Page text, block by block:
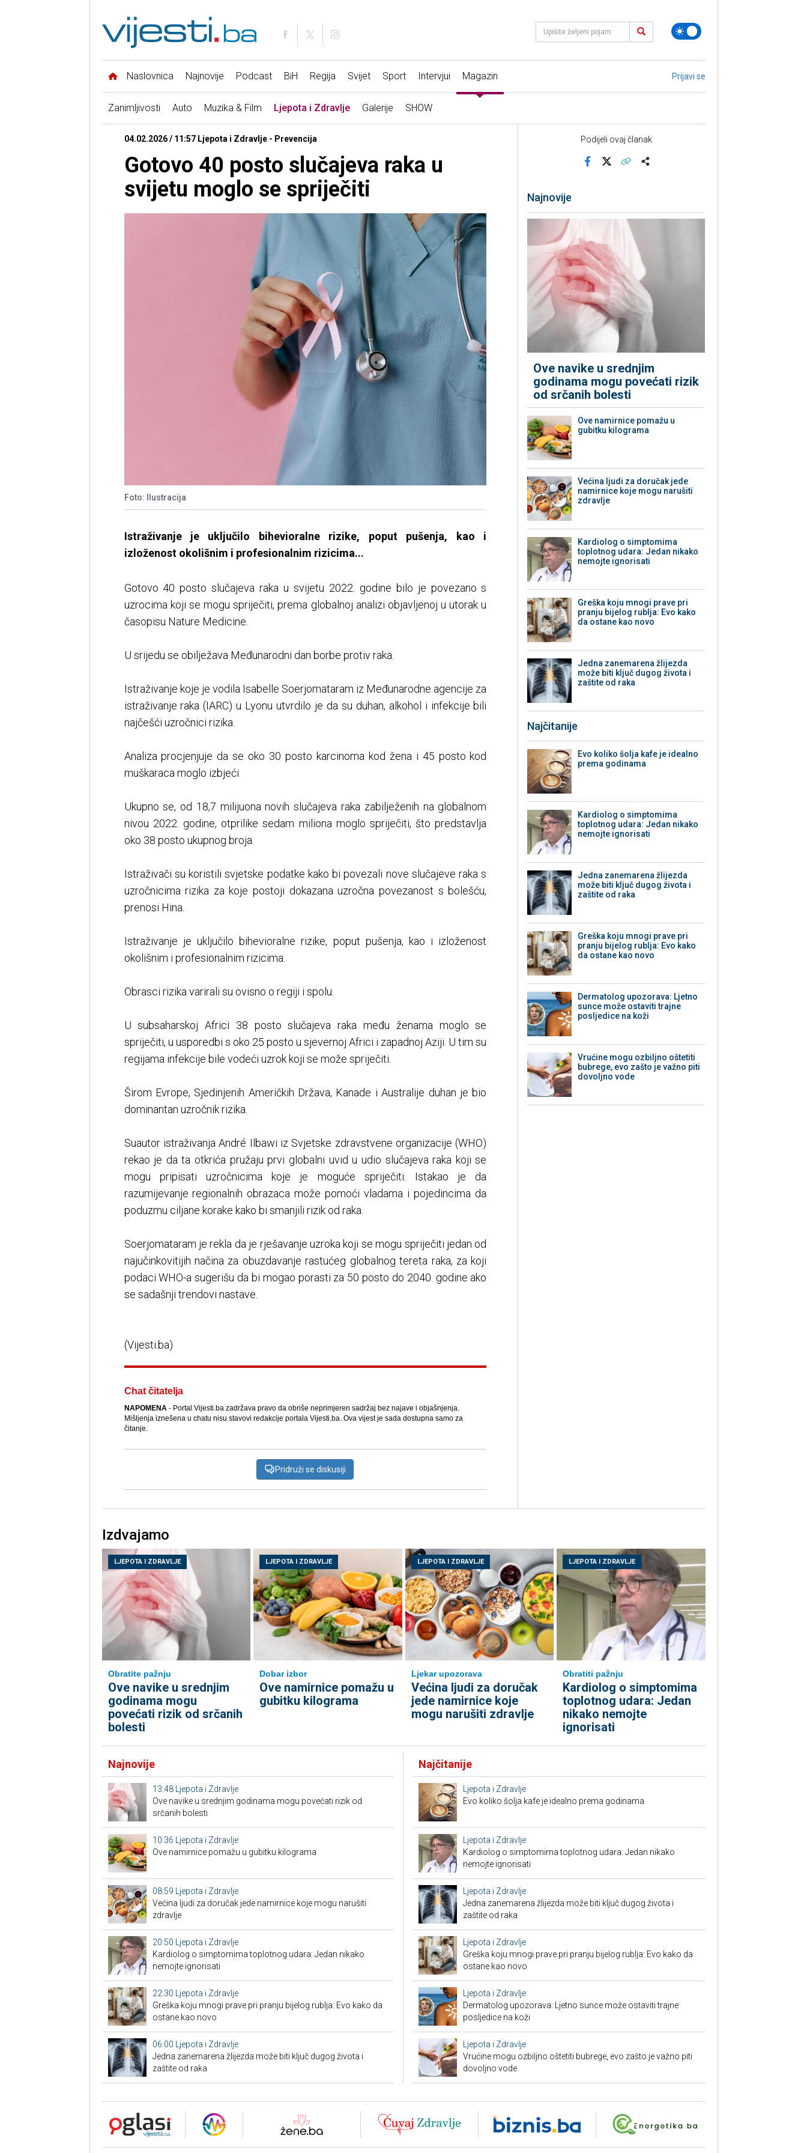
Naslovnica Najnovije Podcast BiH Regija Svijet Sport Intervjui Magazin Prijavi se
Zanimljivosti Auto Muzika & Film Ljepota i Zdravlje Galerije SHOW
04.02.2026 / 11:57 Ljepota i Zdravlje - Prevencija
Gotovo 40 posto slučajeva raka u
svijetu moglo se spriječiti
Foto: Ilustracija
Istraživanje je uključilo bihevioralne rizike, poput pušenja, kao i
izloženost okolišnim i profesionalnim rizicima...
Gotovo 40 posto slučajeva raka u svijetu 2022. godine bilo je povezano s
uzrocima koji se mogu spriječiti, prema globalnoj analizi objavljenoj u utorak u
časopisu Nature Medicine.
U srijedu se obilježava Međunarodni dan borbe protiv raka.
Istraživanje koje je vodila Isabelle Soerjomataram iz Međunarodne agencije za
istraživanje raka (IARC) u Lyonu utvrdilo je da su duhan, alkohol i infekcije bili
najčešći uzročnici rizika.
Analiza procjenjuje da se oko 30 posto karcinoma kod žena i 45 posto kod
muškaraca moglo izbjeći.
Ukupno se, od 18,7 milijuona novih slučajeva raka zabilježenih na globalnom
nivou 2022. godine, otprilike sedam miliona moglo spriječiti, što predstavlja
oko 38 posto ukupnog broja.
Istraživači su koristili svjetske podatke kako bi povezali nove slučajeve raka s
uzročnicima rizika za koje postoji dokazana uzročna povezanost s bolešću,
prenosi Hina.
Istraživanje je uključilo bihevioralne rizike, poput pušenja, kao i izloženost
okolišnim i profesionalnim rizicima.
Obrasci rizika varirali su ovisno o regiji i spolu.
U subsaharskoj Africi 38 posto slučajeva raka među ženama moglo se
spriječiti, u usporedbi s oko 25 posto u sjevernoj Africi i zapadnoj Aziji. U tim su
regijama infekcije bile vodeći uzrok koji se može spriječiti.
Širom Evrope, Sjedinjenih Američkih Država, Kanade i Australije duhan je bio
dominantan uzročnik rizika.
Suautor istraživanja André Ilbawi iz Svjetske zdravstvene organizacije (WHO)
rekao je da ta otkrića pružaju prvi globalni uvid u udio slučajeva raka koji se
mogu pripisati uzročnicima koje je moguće spriječiti. Istakao je da
razumijevanje regionalnih obrazaca može pomoći vladama i pojedincima da
poduzmu ciljane korake kako bi smanjili rizik od raka.
Soerjomataram je rekla da je rješavanje uzroka koji se mogu spriječiti jedan od
najučinkovitijih načina za obuzdavanje rastućeg globalnog tereta raka, za koji
podaci WHO-a sugerišu da bi mogao porasti za 50 posto do 2040. godine ako
se sadašnji trendovi nastave.
(Vijesti.ba)
Chat čitatelja
NAPOMENA- Portal Vijesti.ba zadržava pravo da obriše neprimjeren sadržaj bez najave i objašnjenja.
Mišljenja iznešena u chatu nisu stavovi redakcije portala Vijesti.ba. Ova vijest je sada dostupna samo za
čitanje.
Pridruži se diskusiji
Podijeli ovaj članak
Najnovije
Ove navike u srednjim
godinama mogu povećati rizik
od srčanih bolesti
Ove namirnice pomažu u
gubitku kilograma
Većina ljudi za doručak jede
namirnice koje mogu narušiti
zdravlje
Kardiolog o simptomima
toplotnog udara: Jedan nikako
nemojte ignorisati
Greška koju mnogi prave pri
pranju bijelog rublja: Evo kako
da ostane kao novo
Jedna zanemarena žlijezda
može biti ključ dugog života i
zaštite od raka
Najčitanije
Evo koliko šolja kafe je idealno
prema godinama
Kardiolog o simptomima
toplotnog udara: Jedan nikako
nemojte ignorisati
Jedna zanemarena žlijezda
može biti ključ dugog života i
zaštite od raka
Greška koju mnogi prave pri
pranju bijelog rublja: Evo kako
da ostane kao novo
Dermatolog upozorava: Ljetno
sunce može ostaviti trajne
posljedice na koži
Vrućine mogu ozbiljno oštetiti
bubrege, evo zašto je važno piti
dovoljno vode
Izdvajamo
LJEPOTA I ZDRAVLJE
Obratite pažnju
Ove navike u srednjim
godinama mogu
povećati rizik od srčanih
bolesti
LJEPOTA I ZDRAVLJE
Dobar izbor
Ove namirnice pomažu u
gubitku kilograma
LJEPOTA I ZDRAVLJE
Ljekar upozorava
Većina ljudi za doručak
jede namirnice koje
mogu narušiti zdravlje
LJEPOTA I ZDRAVLJE
Obratiti pažnju
Kardiolog o simptomima
toplotnog udara: Jedan
nikako nemojte
ignorisati
Najnovije
13:48 Ljepota i Zdravlje
Ove navike u srednjim godinama mogu povećati rizik od
srčanih bolesti
10:36 Ljepota i Zdravlje
Ove namirnice pomažu u gubitku kilograma
08:59 Ljepota i Zdravlje
Većina ljudi za doručak jede namirnice koje mogu narušiti
zdravlje
20:50 Ljepota i Zdravlje
Kardiolog o simptomima toplotnog udara: Jedan nikako
nemojte ignorisati
22:30 Ljepota i Zdravlje
Greška koju mnogi prave pri pranju bijelog rublja: Evo kako da
ostane kao novo
06:00 Ljepota i Zdravlje
Jedna zanemarena žlijezda može biti ključ dugog života i
zaštite od raka
Najčitanije
Ljepota i Zdravlje
Evo koliko šolja kafe je idealno prema godinama
Ljepota i Zdravlje
Kardiolog o simptomima toplotnog udara: Jedan nikako
nemojte ignorisati
Ljepota i Zdravlje
Jedna zanemarena žlijezda može biti ključ dugog života i
zaštite od raka
Ljepota i Zdravlje
Greška koju mnogi prave pri pranju bijelog rublja: Evo kako da
ostane kao novo
Ljepota i Zdravlje
Dermatolog upozorava: Ljetno sunce može ostaviti trajne
posljedice na koži
Ljepota i Zdravlje
Vrućine mogu ozbiljno oštetiti bubrege, evo zašto je važno piti
dovoljno vode